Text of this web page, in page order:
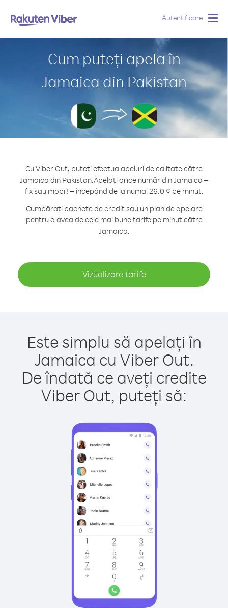
Autentificare
Cum puteți apela în
Jamaica din Pakistan
Cu Viber Out, puteți efectua apeluri de calitate către
Jamaica din Pakistan.Apelați orice număr din Jamaica –
fix sau mobil! – începând de la numai 26.0 ¢ pe minut.
Cumpărați pachete de credit sau un plan de apelare
pentru a avea de cele mai bune tarife pe minut către
Jamaica.
Vizualizare tarife
Este simplu să apelați în
Jamaica cu Viber Out.
De îndată ce aveți credite
Viber Out, puteți să: